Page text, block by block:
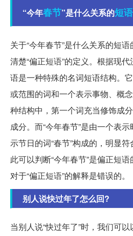
“今年春节”是什么关系的短语
关于“今年春节”是什么关系的短
清楚“偏正短语”的定义。根据现
语是一种特殊的名词短语结构。
或范围的词和一个表示事物、概
种结构中，第一个词充当修饰成
成分。而“今年春节”是由一个表
示节日的词“春节”构成的，明显
此可以判断“今年春节”是偏正短
对于“偏正短语”的解释是错误的。
别人说快过年了怎么回?
当别人说“快过年了”时，我们可